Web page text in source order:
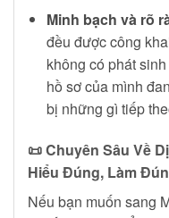
Minh bạch và rõ
đều được công
không có phát
hồ sơ của mình
bị những gì tiếp
📜Chuyên Sâu Về
Hiểu Đúng, Làm
Nếu bạn muốn sang